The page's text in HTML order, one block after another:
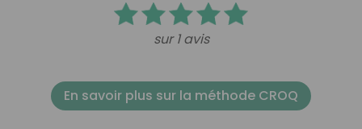
sur 1 avis
En savoir plus sur la méthode CROQ